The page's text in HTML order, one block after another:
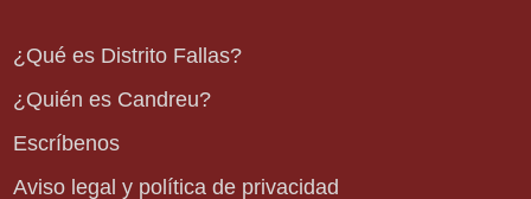
¿Qué es Distrito Fallas?
¿Quién es Candreu?
Escríbenos
Aviso legal y política de privacidad